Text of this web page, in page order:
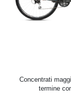
Concentrati
termine